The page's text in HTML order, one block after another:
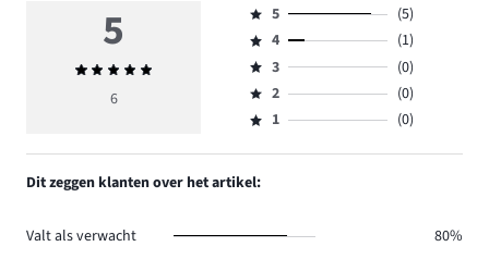
5
Gemiddelde
beoordeling
6
Beoordeling
5,
aantal
reviews
5.
5
(5)
Beoordeling
4,
aantal
reviews
4
(1)
Beoordeling
3,
aantal
3
(0)
Beoordeling
2,
0.
2
(0)
Beoordeling
1,
aantal
reviews
1 (0)
Dit zeggen klanten over het artikel:
Valt als verwacht
80%